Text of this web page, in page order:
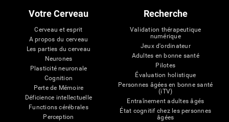
Votre Cerveau
Cerveau et esprit
A propos du cerveau
Les parties du cerveau
Neurones
Plasticité neuronale
Cognition
Perte de Mémoire
Déficience intellectuelle
Functions cérébrales
Perception
Recherche
Validation thérapeutique
numérique
Jeux d'ordinateur
Adultes en bonne santé
Pilotes
Évaluation holistique
Personnes âgées en bonne santé
(iTV)
Entraînement adultes âgés
État cognitif chez les personnes
âgées